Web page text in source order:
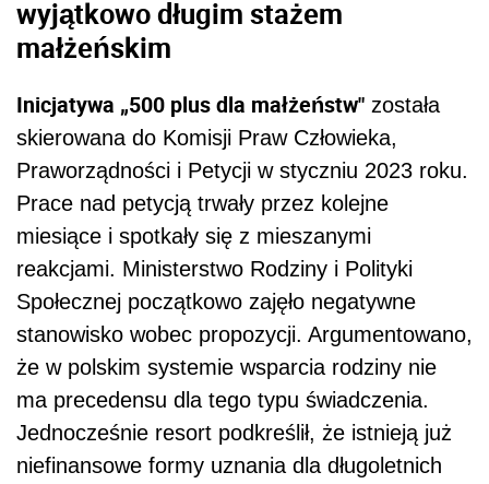
wyjątkowo długim stażem
małżeńskim
Inicjatywa „500 plus dla małżeństw" została
skierowana do Komisji Praw Człowieka,
Praworządności i Petycji w styczniu 2023 roku.
Prace nad petycją trwały przez kolejne
miesiące i spotkały się z mieszanymi
reakcjami. Ministerstwo Rodziny i Polityki
Społecznej początkowo zajęło negatywne
stanowisko wobec propozycji. Argumentowano,
że w polskim systemie wsparcia rodziny nie
ma precedensu dla tego typu świadczenia.
Jednocześnie resort podkreślił, że istnieją już
niefinansowe formy uznania dla długoletnich